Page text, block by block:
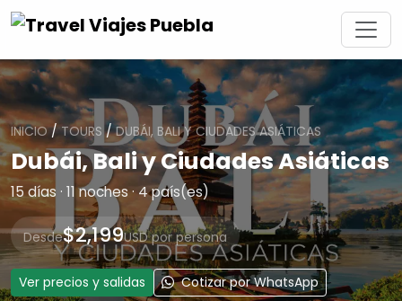
INICIO/TOURS/DUBÁI, BALI Y CIUDADES ASIÁTICAS
Dubái, Bali y Ciudades Asiáticas
15 días · 11 noches · 4 país(es)
Desde$2,199USD por persona
Ver precios y salidas Cotizar por WhatsApp